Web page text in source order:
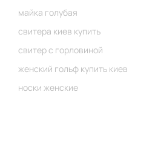
майка голубая
свитера киев купить
свитер с горловиной
женский гольф купить киев
носки женские